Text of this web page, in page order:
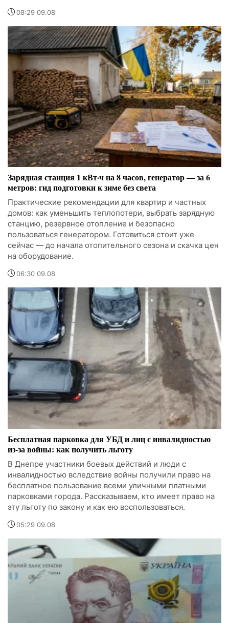
08:29 09.08
Зарядная станция 1 кВт·ч на 8 часов, генератор — за 6
метров: гид подготовки к зиме без света
Практические рекомендации для квартир и частных
домов: как уменьшить теплопотери, выбрать зарядную
станцию, резервное отопление и безопасно
пользоваться генератором. Готовиться стоит уже
сейчас — до начала отопительного сезона и скачка цен
на оборудование.
06:30 09.08
Бесплатная парковка для УБД и лиц с инвалидностью
из-за войны: как получить льготу
В Днепре участники боевых действий и люди с
инвалидностью вследствие войны получили право на
бесплатное пользование всеми уличными платными
парковками города. Рассказываем, кто имеет право на
эту льготу по закону и как ею воспользоваться.
05:29 09.08